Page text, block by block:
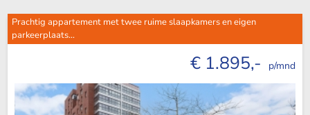
Prachtig appartement met twee ruime slaapkamers en eigen
parkeerplaats...
€ 1.895,- p/mnd